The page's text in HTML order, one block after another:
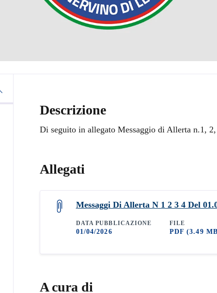
Descrizione
Di seguito in allegato Messaggio di Allerta n.1,
Allegati
Messaggi Di Allerta N 1 2 3 4 Del
DATA PUBBLICAZIONE
01/04/2026
FILE
PDF(3.49
A cura di